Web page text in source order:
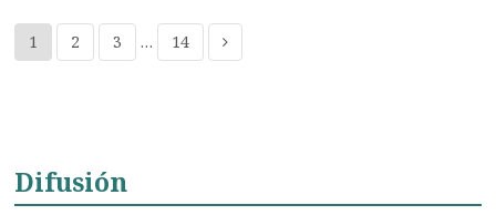
1 2 3 … 14
Difusión